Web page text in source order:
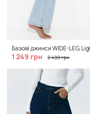
1 249 грн 2 499 грн